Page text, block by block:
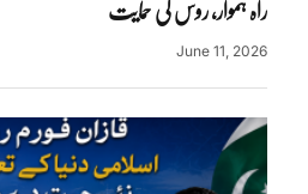
June 11, 2026